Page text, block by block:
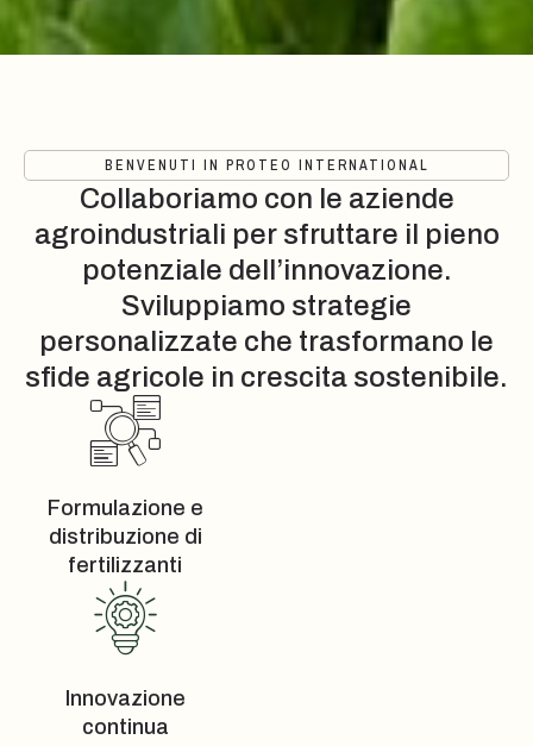
BENVENUTI IN PROTEO INTERNATIONAL
Collaboriamo con le aziende
agroindustriali per sfruttare il pieno
potenziale dell’innovazione.
Sviluppiamo strategie
personalizzate che trasformano le
sfide agricole in crescita sostenibile.
Formulazione e
distribuzione di
fertilizzanti
Innovazione
continua